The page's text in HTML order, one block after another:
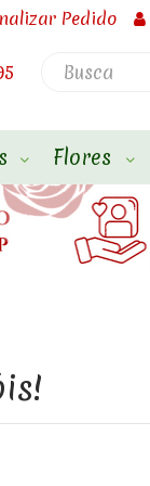
Pedido
Flores